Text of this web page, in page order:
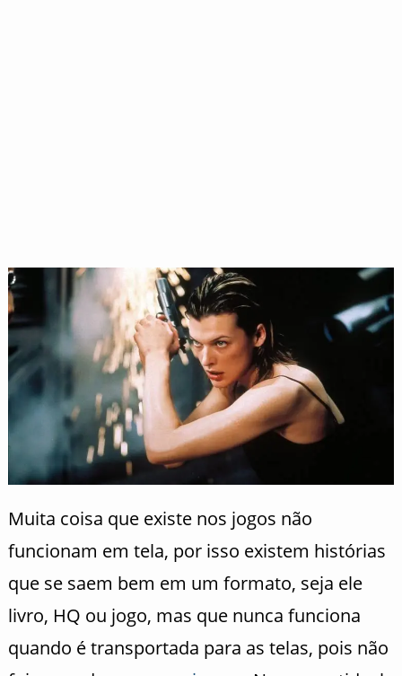
Muita coisa que existe nos jogos não
funcionam em tela, por isso existem histórias
que se saem bem em um formato, seja ele
livro, HQ ou jogo, mas que nunca funciona
quando é transportada para as telas, pois não